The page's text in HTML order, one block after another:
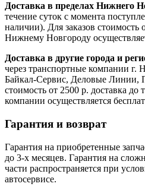
Доставка в пределах Нижнего
течение суток с момента
наличии). Для заказов стоимость
Нижнему Новгороду
Доставка в другие города и
через транспортные компании
Байкал-Сервис, Деловые Линии,
стоимость от 2500 р. доставка до
компании осуществляется
Гарантия и возврат
Гарантия на приобретенные
до 3-х месяцев. Гарантия на
части распространяется при
автосервисе.